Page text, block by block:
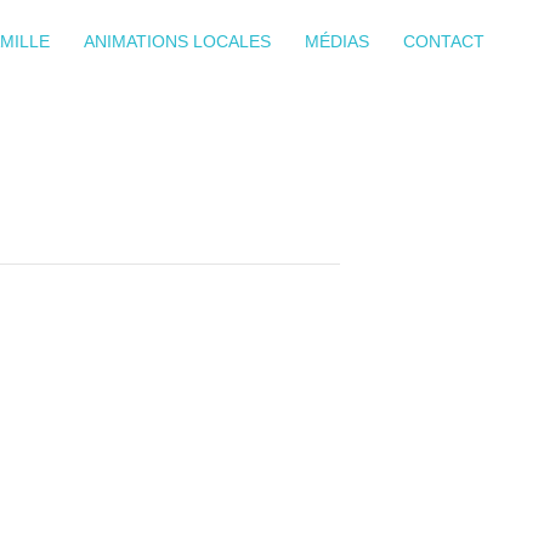
ANIMATIONS LOCALES MÉDIAS CONTACT